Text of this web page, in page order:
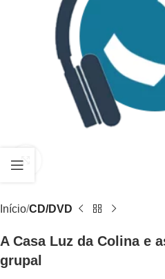
Início CD/DVD
A Casa Luz da Colina e
grupal